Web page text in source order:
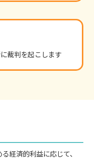
裁判を起こします
経済的利益に応じて、